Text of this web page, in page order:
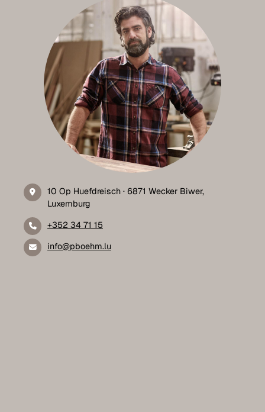
10 Op Huefdreisch · 6871 Wecker Biwer,
Luxemburg
+352 34 71 15
info@pboehm.lu